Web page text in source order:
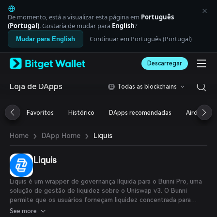
English
日本語
Tiếng Việt
Русский
Español (Latinoamérica)
Italiano
Deutsch
繁體中文
Português (Portugal)
ภาษาไทย
العربية
हिन्दी
বাংলা
Español
Português (Brasil)
Español (Argentina)
De momento, está a visualizar esta página em Português
(Portugal). Gostaria de mudar para English?
Mudar para English Continuar em Português (Portugal)
Descarregar
Loja de DApps Todas as blockchains
Favoritos Histórico DApps recomendadas Airdrop
Home › DApp Home › Liquis
Liquis
Liquis é um wrapper de governança líquida para o Bunni Pro, uma
solução de gestão de liquidez sobre o Uniswap v3. O Bunni
permite que os usuários forneçam liquidez concentrada para
faixas específicas dentro dos pools do Uniswap v3 e que sua
See more